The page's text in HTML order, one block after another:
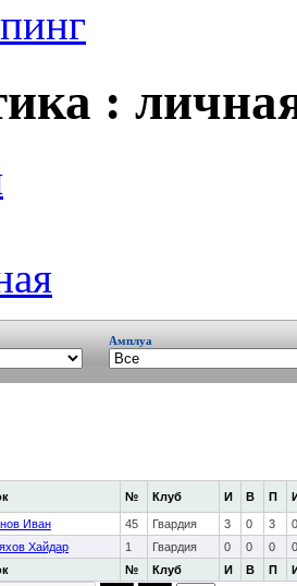
:
Амплуа
№ Клуб И В П
№ Клуб И В П
Иван 45 Гвардия 3 0 3
0
Хайдар
1 Гвардия 0 0 0 0